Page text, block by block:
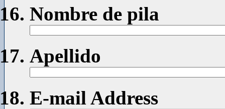
Nombre de pila
Apellido
E-mail Address